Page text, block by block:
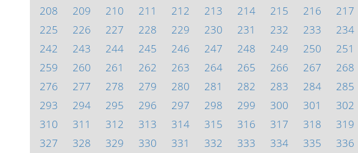
208
209 210 211 212 213 214 215 216 217
225
226 227 228 229 230 231 232 233 234
242
243 244 245 246 247 248 249 250 251
259
260 261 262 263 264 265 266 267 268
276
277 278 279 280 281 282 283 284 285
293
294 295 296 297 298 299 300 301 302
310
311 312 313 314 315 316 317 318 319
327
328 329 330 331 332 333 334 335 336